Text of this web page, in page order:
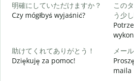
明確にしていただけますか？
Czy mógłbyś wyjaśnić?
この
う少
助けてくれてありがとう！
Dziękuję za pomoc!
メー
maila